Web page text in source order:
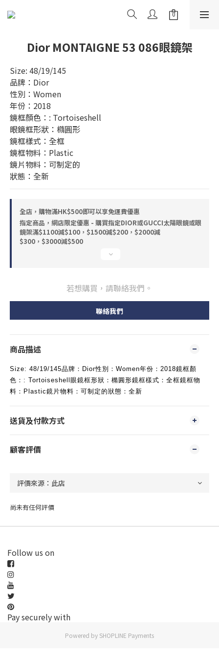
Dior MONTAIGNE 53 086眼鏡架
Size: 48/19/145
品牌：Dior
性別：Women
年份：2018
鏡框顏色：: Tortoiseshell
眼鏡框形狀：橢圓形
鏡框樣式：全框
鏡框物料：Plastic
鏡片物料：可制定的
狀態：全新
全店，購物滿HK$500即可以享免運費優惠
指定商品，網店限定優惠 - 購買指定DIOR或GUCCI太陽眼鏡或眼
鏡架滿$1100減$100，$1500減$200，$2000減
$300，$3000減$500
若想購買，請聯絡我們。
聯絡我們
商品描述
Size: 48/19/145品牌：Dior性別：Women年份：2018鏡框顏
色：: Tortoiseshell眼鏡框形狀：橢圓形鏡框樣式：全框鏡框物
料：Plastic鏡片物料：可制定的狀態：全新
送貨及付款方式
顧客評價
尚未有任何評價
Follow us on
Pay securely with
Powered by SHOPLINE Payments